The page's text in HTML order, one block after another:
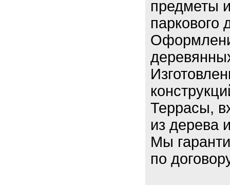
предметы
паркового
Террасы,
из дерева
Мы
по